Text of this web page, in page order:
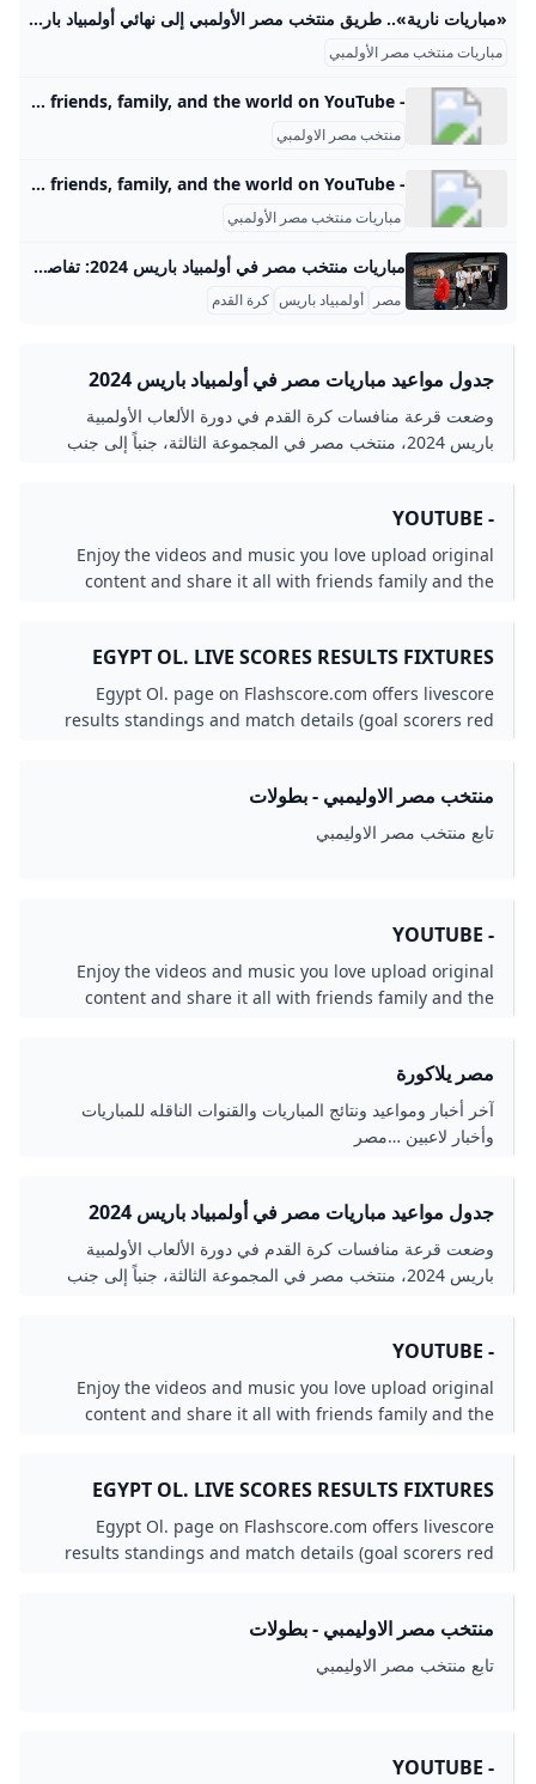
«مباريات نارية».. طريق منتخب مصر الأولمبي إلى نهائي أولمبياد باريس 2024 المصري اليوم طريق منتخب مصر الأولمبي إلى نهائي أولمبياد باريس 2024 المقامة حاليًا على الأراضي الفرنسية، تتصدر تلك العبارة محرك البحث «جوجل» خلال الساعات القليلة الماضية، وبالتحديد من قبل عشاق الفراعنة. وانطلقت فعاليات منافسات دورة… الثلاثاء 30-07-2024 22:37 | كتب: أحمد جمعة الطويل | «مباريات نارية».. طريق منتخب مصر الأولمبي إلى نهائي أولمبياد باريس 2024 تصوير : آخرون طريق منتخب مصر الأولمبي إلى نهائي أولمبياد باريس 2024 المقامة حاليًا على الأراضي الفرنسية، تتصدر تلك العبارة محرك البحث «جوجل» خلال الساعات القليلة الماضية، وبالتحديد من قبل عشاق الفراعنة.
مباريات منتخب مصر الأولمبي
- YouTube Enjoy the videos and music you love, upload original content, and share it all with friends, family, and the world on YouTube.
منتخب مصر الاولمبي
- YouTube Enjoy the videos and music you love, upload original content, and share it all with friends, family, and the world on YouTube.
مباريات منتخب مصر الأولمبي
مباريات منتخب مصر في أولمبياد باريس 2024: تفاصيل وإنجازات تاريخية إليك نسخة موسعة ومفصلة للتدوينة حول مباريات منتخب مصر في أولمبياد باريس 2024 باللغة العربية: مباريات منتخب مصر في أولمبياد باريس 2024: تفاصيل وأرقام حقق منتخب مصر الأولمبي (تحت 23 عاماً) موسمًا تاريخيًا في دورة الألعاب الأولمبية باريس 2024 التي أقيمت في فرنسا، حيث تألق الفريق وجسد عودة قوية لكرة القدم المصرية. إليكم تفصيلات كل مباراة مع بيانات وأمثلة توضح مسيرة الفراعنة: دور المجموعات: البداية بحذر ثم الانطلاقة القوية بدأ المنتخب المصري مشواره في المجموعة الثالثة التي ضمت منتخب إسبانيا، وأوزبكستان، وجمهورية الدومينيكان.
مصر أولمبياد باريس كرة القدم
جدول مواعيد مباريات مصر في أولمبياد باريس 2024
الشرق رياضة
وضعت قرعة منافسات كرة القدم في دورة الألعاب الأولمبية
باريس 2024، منتخب مصر في المجموعة الثالثة، جنباً إلى جنب
- YOUTUBE
Enjoy the videos and music you love upload original
content and share it all with friends family and the
EGYPT OL. LIVE SCORES RESULTS FIXTURES
FOOTBALL AFRICA
Egypt Ol. page on Flashscore.com offers livescore
results standings and match details (goal scorers red
منتخب مصر الاوليمبي - بطولات
تابع منتخب مصر الاوليمبي
- YOUTUBE
Enjoy the videos and music you love upload original
content and share it all with friends family and the
مصر يلاكورة
آخر أخبار ومواعيد ونتائج المباريات والقنوات الناقله للمباريات
وأخبار لاعبين …مصر
جدول مواعيد مباريات مصر في أولمبياد باريس 2024
الشرق رياضة
وضعت قرعة منافسات كرة القدم في دورة الألعاب الأولمبية
باريس 2024، منتخب مصر في المجموعة الثالثة، جنباً إلى جنب
- YOUTUBE
Enjoy the videos and music you love upload original
content and share it all with friends family and the
EGYPT OL. LIVE SCORES RESULTS FIXTURES
FOOTBALL AFRICA
Egypt Ol. page on Flashscore.com offers livescore
results standings and match details (goal scorers red
منتخب مصر الاوليمبي - بطولات
تابع منتخب مصر الاوليمبي
- YOUTUBE